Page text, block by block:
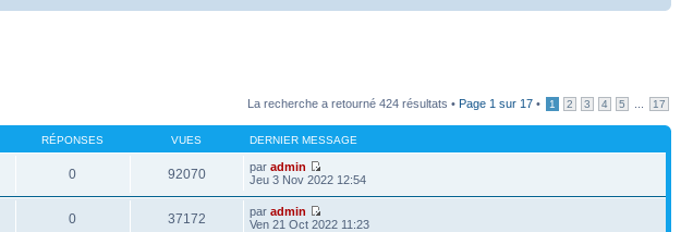
La recherche a retourné 424 résultats • Page 1 sur 17 • 1 2 3 4 5 17
RÉPONSES VUES DERNIER MESSAGE
0 92070 paradmin
Jeu 3 Nov 2022 12:54
0 37172 paradmin
Ven 21 Oct 2022 11:23